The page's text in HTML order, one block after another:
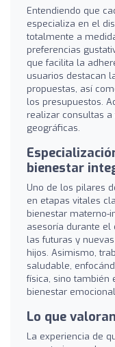
Entendiendo que
especializa en el
totalmente a
preferencias
que facilita la
usuarios destacan
propuestas, así
los presupuestos.
realizar consultas
geográficas.
bienestar
Uno de los pilares
en etapas vitales
bienestar materno-
asesoría durante el
las futuras y
hijos. Asimismo,
saludable,
física, sino también
bienestar
Lo que
La experiencia de